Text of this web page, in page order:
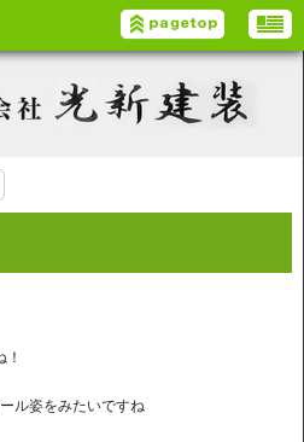
ル姿をみたいですね